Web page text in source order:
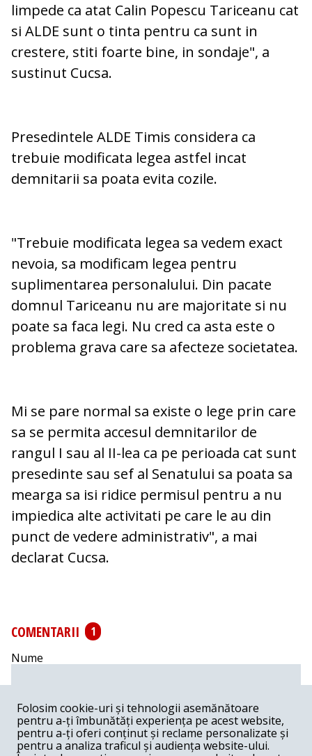
limpede ca atat Calin Popescu Tariceanu cat
si ALDE sunt o tinta pentru ca sunt in
crestere, stiti foarte bine, in sondaje", a
sustinut Cucsa.
Presedintele ALDE Timis considera ca
trebuie modificata legea astfel incat
demnitarii sa poata evita cozile.
"Trebuie modificata legea sa vedem exact
nevoia, sa modificam legea pentru
suplimentarea personalului. Din pacate
domnul Tariceanu nu are majoritate si nu
poate sa faca legi. Nu cred ca asta este o
problema grava care sa afecteze societatea.
Mi se pare normal sa existe o lege prin care
sa se permita accesul demnitarilor de
rangul I sau al II-lea ca pe perioada cat sunt
presedinte sau sef al Senatului sa poata sa
mearga sa isi ridice permisul pentru a nu
impiedica alte activitati pe care le au din
punct de vedere administrativ", a mai
declarat Cucsa.
COMENTARII
1
Nume
Comentariu
Folosim cookie-uri și tehnologii asemănătoare
pentru a-ți îmbunătăți experiența pe acest website,
pentru a-ți oferi conținut și reclame personalizate și
pentru a analiza traficul și audiența website-ului.